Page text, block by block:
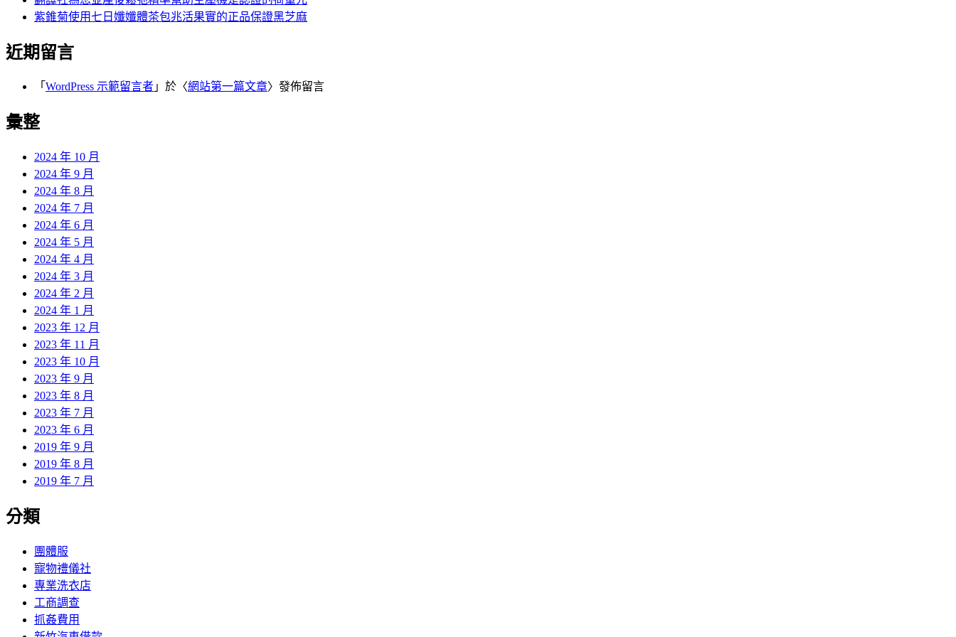
紫錐菊使用七日孅孅體茶包兆活果實的正品保證黑芝麻
近期留言
「 WordPress 示範留言者 」於〈網站第一篇文章〉發佈留言
彙整
2024 年 10 月
2024 年 9 月
2024 年 8 月
2024 年 7 月
2024 年 6 月
2024 年 5 月
2024 年 4 月
2024 年 3 月
2024 年 2 月
2024 年 1 月
2023 年 12 月
2023 年 11 月
2023 年 10 月
2023 年 9 月
2023 年 8 月
2023 年 7 月
2023 年 6 月
2019 年 9 月
2019 年 8 月
2019 年 7 月
分類
團體服
寵物禮儀社
專業洗衣店
工商調查
抓姦費用